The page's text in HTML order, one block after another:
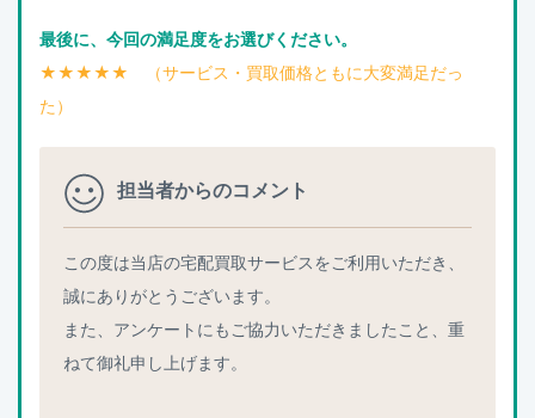
最後に、今回の満足度をお選びください。
★★★★★ （サービス・買取価格ともに大変満足だっ
た）
担当者からのコメント
この度は当店の宅配買取サービスをご利用いただき、
誠にありがとうございます。
また、アンケートにもご協力いただきましたこと、重
ねて御礼申し上げます。